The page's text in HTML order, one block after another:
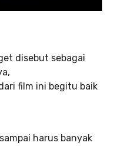
disebut sebagai
film ini begitu baik
harus banyak